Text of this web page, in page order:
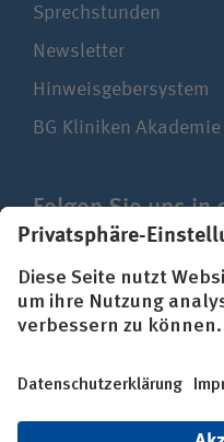
Sprechstunden
Newsletter
Hinweisgebersystem
BG Kliniken Akademie
Folgen Sie uns in
Netzwerken
Impressum